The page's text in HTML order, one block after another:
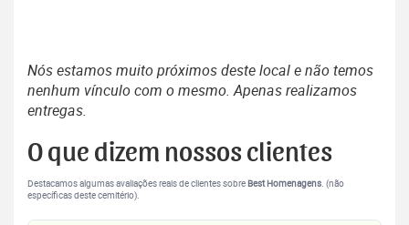
Nós estamos muito próximos deste local e não temos
nenhum vínculo com o mesmo. Apenas realizamos
entregas.
O que dizem nossos clientes
Destacamos algumas avaliações reais de clientes sobre Best Homenagens. (não
específicas deste cemitério).